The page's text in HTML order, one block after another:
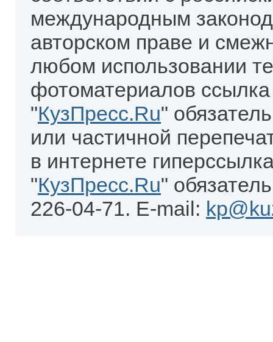
международным
авторском праве и
любом использовании
фотоматериалов
"КузПресс.Ru"
или частичной
в интернете
"КузПресс.Ru"
226-04-71. E-mail: